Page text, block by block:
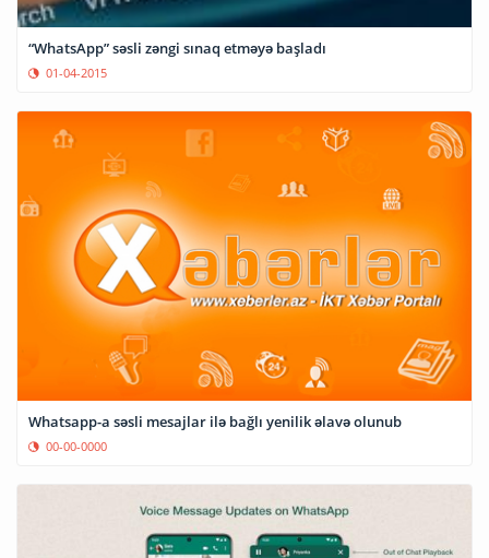
“WhatsApp” səsli zəngi sınaq etməyə başladı
01-04-2015
Whatsapp-a səsli mesajlar ilə bağlı yenilik əlavə olunub
00-00-0000